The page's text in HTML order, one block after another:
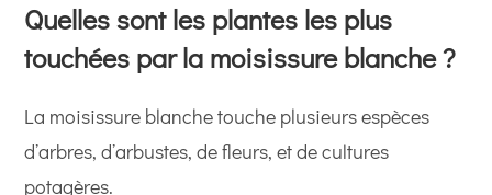
Quelles sont les plantes les plus
touchées par la moisissure blanche ?
La moisissure blanche touche plusieurs espèces
d’arbres, d’arbustes, de fleurs, et de cultures
potagères.